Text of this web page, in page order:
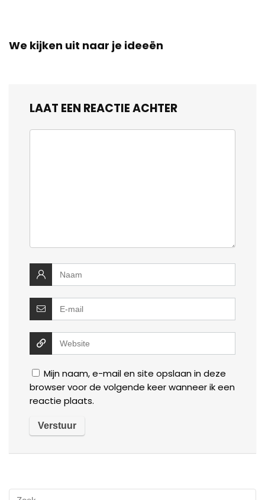
We kijken uit naar je ideeën
LAAT EEN REACTIE ACHTER
Mijn naam, e-mail en site opslaan in deze
browser voor de volgende keer wanneer ik een
reactie plaats.